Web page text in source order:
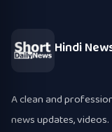
Hindi
A clean and
news updates, videos.